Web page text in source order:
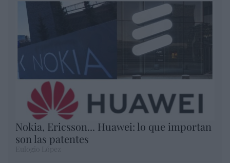
Nokia, Ericsson... Huawei: lo que importan
son las patentes